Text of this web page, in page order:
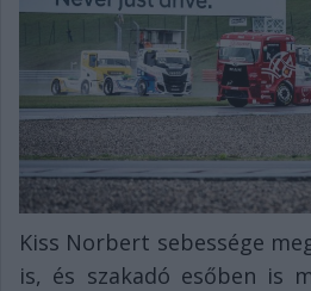
Kiss Norbert sebessége
is, és szakadó esőben is